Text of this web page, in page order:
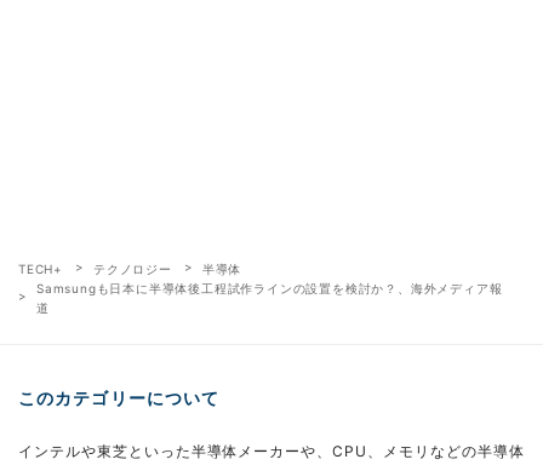
TECH+ テクノロジー
半導体
Samsungも日本に半導体後工程試作ラインの設置を検討か？、海外メディア報
道
このカテゴリーについて
インテルや東芝といった半導体メーカーや、CPU、メモリなどの半導体